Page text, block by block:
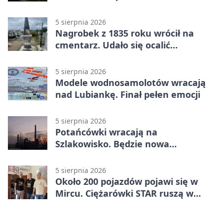
5 sierpnia 2026
Nagrobek z 1835 roku wrócił na
cmentarz. Udało się ocalić
5 sierpnia 2026
Modele wodnosamolotów wracają
nad Lubiankę. Finał pełen emocji
5 sierpnia 2026
Potańcówki wracają na
Szlakowisko. Będzie nowa
5 sierpnia 2026
Około 200 pojazdów pojawi się w
Mircu. Ciężarówki STAR ruszą w